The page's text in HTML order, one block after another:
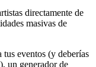
directamente de
masivas de
tus eventos (y deberías
un generador de